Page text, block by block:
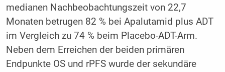
medianen Nachbeobachtungszeit von 22,7
Monaten betrugen 82 % bei Apalutamid plus ADT
im Vergleich zu 74 % beim Placebo-ADT-Arm.
Neben dem Erreichen der beiden primären
Endpunkte OS und rPFS wurde der sekundäre